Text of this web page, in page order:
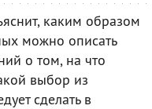
каким образом
можно описать
о том, на что
выбор из
сделать в